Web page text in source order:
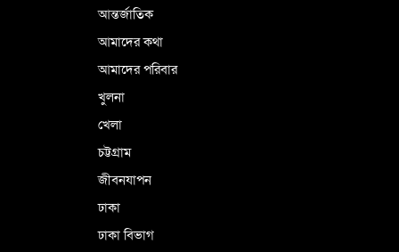
আন্তর্জাতিক
আমাদের কথা
আমাদের পরিবার
খুলনা
খেলা
চট্টগ্রাম
জীবনযাপন
ঢাকা
ঢাকা বিভাগ